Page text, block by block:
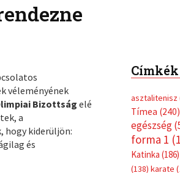
véleményének
Bizottságelé
a
hogy kiderüljön:
és